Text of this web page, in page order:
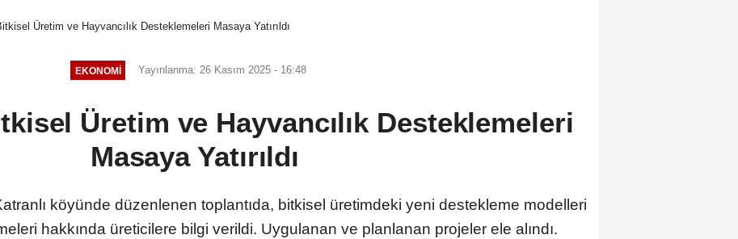
Üretim ve Hayvancılık Desteklemeleri Masaya Yatırıldı
EKONOMI Yayınlanma: 26 Kasım 2025 - 16:48
Üretim ve Hayvancılık Desteklemeleri
Masaya Yatırıldı
köyünde düzenlenen toplantıda, bitkisel üretimdeki yeni destekleme modelleri
hakkında üreticilere bilgi verildi. Uygulanan ve planlanan projeler ele alındı.